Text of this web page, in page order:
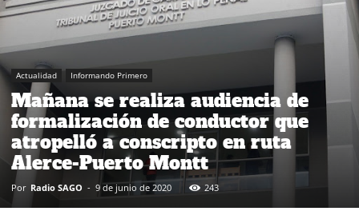
Actualidad Informando Primero
Mañana se realiza audiencia de
formalización de conductor que
atropelló a conscripto en ruta
Alerce-Puerto Montt
Por Radio SAGO - 9 de junio de 2020 243